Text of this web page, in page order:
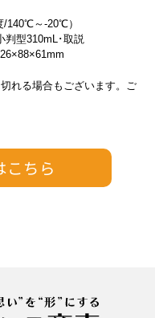
/140℃～-20℃）
判型310mL･取説
れる場合もございます。ご